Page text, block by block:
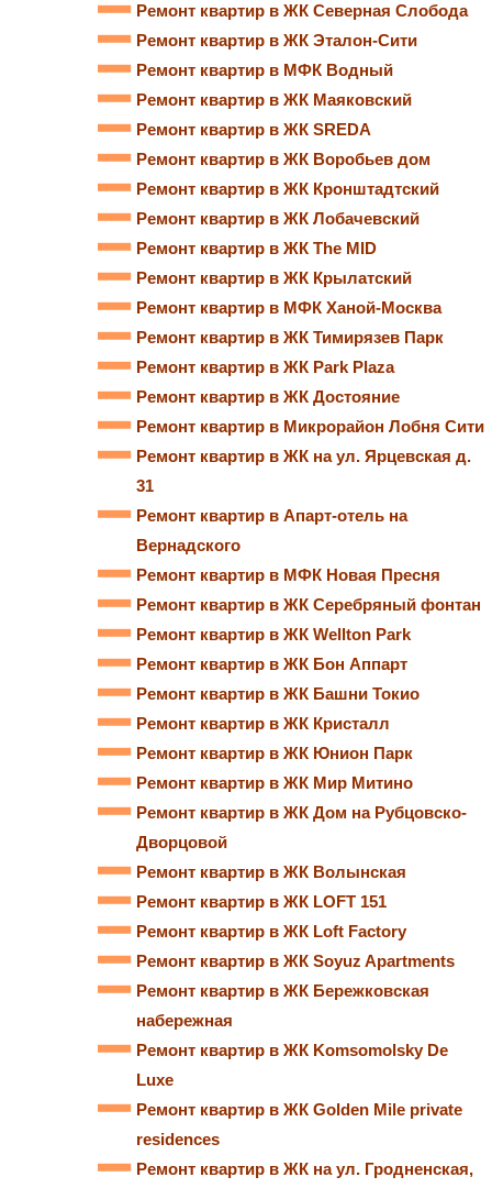
Ремонт квартир в ЖК Северная Слобода
Ремонт квартир в ЖК Эталон-Сити
Ремонт квартир в МФК Водный
Ремонт квартир в ЖК Маяковский
Ремонт квартир в ЖК SREDA
Ремонт квартир в ЖК Воробьев дом
Ремонт квартир в ЖК Кронштадтский
Ремонт квартир в ЖК Лобачевский
Ремонт квартир в ЖК The MID
Ремонт квартир в ЖК Крылатский
Ремонт квартир в МФК Ханой-Москва
Ремонт квартир в ЖК Тимирязев Парк
Ремонт квартир в ЖК Park Plaza
Ремонт квартир в ЖК Достояние
Ремонт квартир в Микрорайон Лобня Сити
Ремонт квартир в ЖК на ул. Ярцевская д.
31
Ремонт квартир в Апарт-отель на
Вернадского
Ремонт квартир в МФК Новая Пресня
Ремонт квартир в ЖК Серебряный фонтан
Ремонт квартир в ЖК Wellton Park
Ремонт квартир в ЖК Бон Аппарт
Ремонт квартир в ЖК Башни Токио
Ремонт квартир в ЖК Кристалл
Ремонт квартир в ЖК Юнион Парк
Ремонт квартир в ЖК Мир Митино
Ремонт квартир в ЖК Дом на Рубцовско-
Дворцовой
Ремонт квартир в ЖК Волынская
Ремонт квартир в ЖК LOFT 151
Ремонт квартир в ЖК Loft Factory
Ремонт квартир в ЖК Soyuz Apartments
Ремонт квартир в ЖК Бережковская
набережная
Ремонт квартир в ЖК Komsomolsky De
Luxe
Ремонт квартир в ЖК Golden Mile private
residences
Ремонт квартир в ЖК на ул. Гродненская,